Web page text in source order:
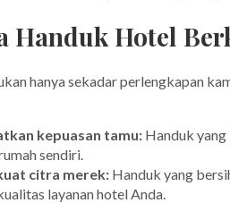
Handuk Hotel
hanya sekadar perlengkapan
kepuasan tamu: Handuk yang
sendiri.
citra merek: Handuk yang
layanan hotel Anda.